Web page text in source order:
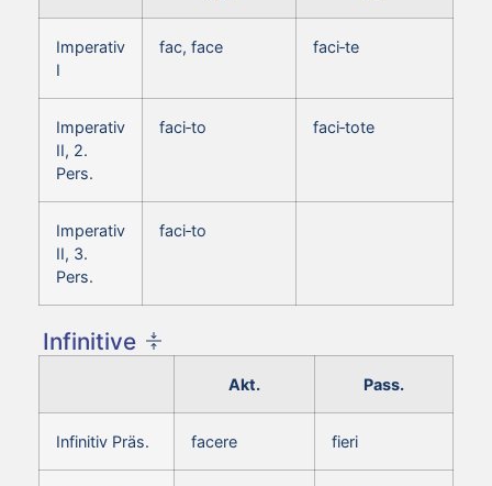
Imperativ
I
fac, face faci‑te
Imperativ
II, 2.
Pers.
faci‑to faci‑tote
Imperativ
II, 3.
Pers.
faci‑to
Infinitive
Akt. Pass.
Infinitiv Präs. facere fieri